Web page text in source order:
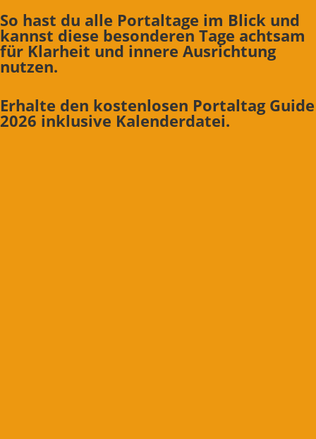
So hast du alle Portaltage im Blick und
kannst diese besonderen Tage achtsam
für Klarheit und innere Ausrichtung
nutzen.
Erhalte den kostenlosen Portaltag Guide
2026 inklusive Kalenderdatei.